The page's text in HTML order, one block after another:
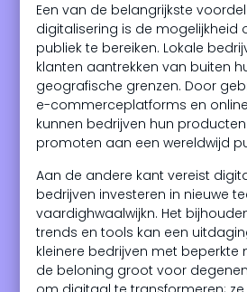
Een van de belangrijkste
digitalisering is de mogelijkheid
publiek te bereiken. Lokale
klanten aantrekken van buiten
geografische grenzen. Door
e-commerceplatforms en
kunnen bedrijven hun
promoten aan een wereldwijd
Aan de andere kant vereist
bedrijven investeren in nieuwe
vaardighwaalwijkn. Het
trends en tools kan een
kleinere bedrijven met beperkte
de beloning groot voor